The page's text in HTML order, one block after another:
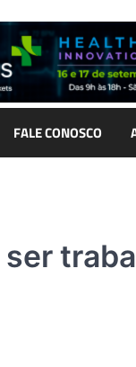
FALE CONOSCO